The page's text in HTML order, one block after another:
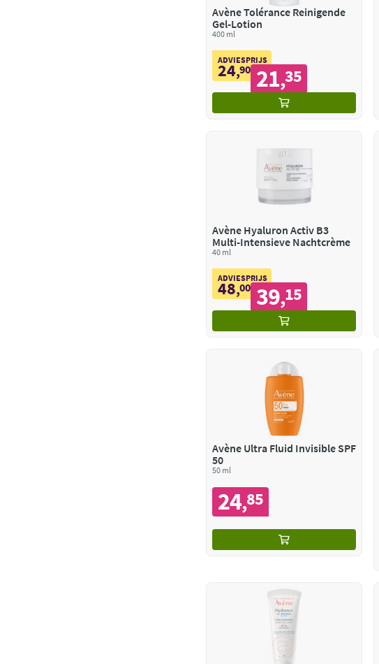
Avène Tolérance Reinigende
Gel-Lotion
400 ml
ADVIESPRIJS
24,90 21,35
Avène Hyaluron Activ B3
Multi-Intensieve Nachtcrème
40 ml
ADVIESPRIJS
48,00 39,15
Avène Ultra Fluid Invisible SPF
50
50 ml
24,85